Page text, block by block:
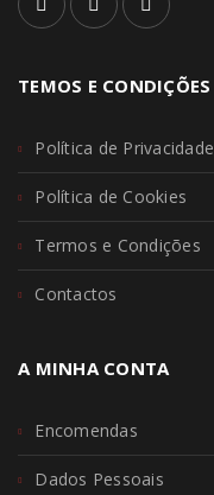
TEMOS E CONDIÇÕES
Política de Privacidade
Política de Cookies
Termos e Condições
Contactos
A MINHA CONTA
Encomendas
Dados Pessoais